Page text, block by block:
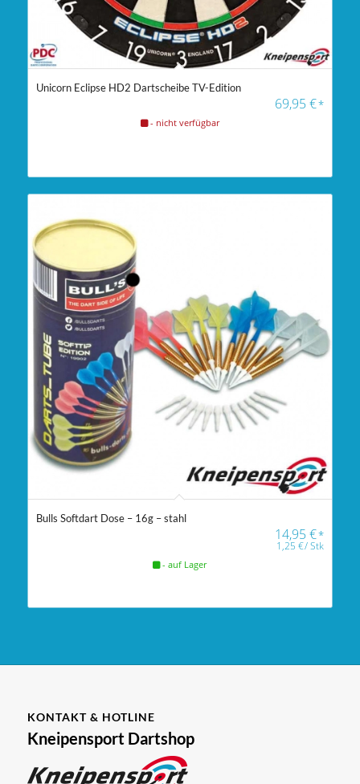
4.67
Unicorn Eclipse HD2 Dartscheibe TV-Edition
69,95€*
- nicht verfügbar
Bulls Softdart Dose – 16g – stahl
14,95€*
1,25€/Stk
- auf Lager
KONTAKT & HOTLINE
Kneipensport Dartshop